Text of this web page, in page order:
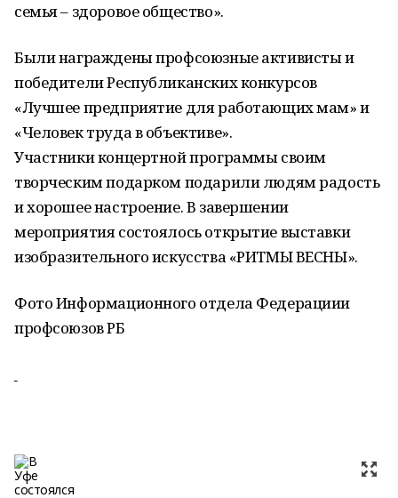
семья – здоровое общество».
Были награждены профсоюзные активисты и
победители Республиканских конкурсов
«Лучшее предприятие для работающих мам» и
«Человек труда в объективе».
Участники концертной программы своим
творческим подарком подарили людям радость
и хорошее настроение. В завершении
мероприятия состоялось открытие выставки
изобразительного искусства «РИТМЫ ВЕСНЫ».
Фото Информационного отдела Федерациии
профсоюзов РБ